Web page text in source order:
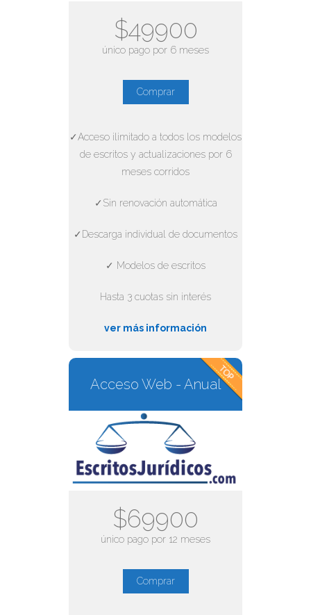
$49900
único pago por 6 meses
Comprar
✓Acceso ilimitado a todos los modelos
de escritos y actualizaciones por 6
meses corridos
✓Sin renovación automática
✓Descarga individual de documentos
✓ Modelos de escritos
Hasta 3 cuotas sin interés
ver más información
Acceso Web - Anual
$69900
único pago por 12 meses
Comprar